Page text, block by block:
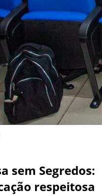
sem Segredos:
respeitosa